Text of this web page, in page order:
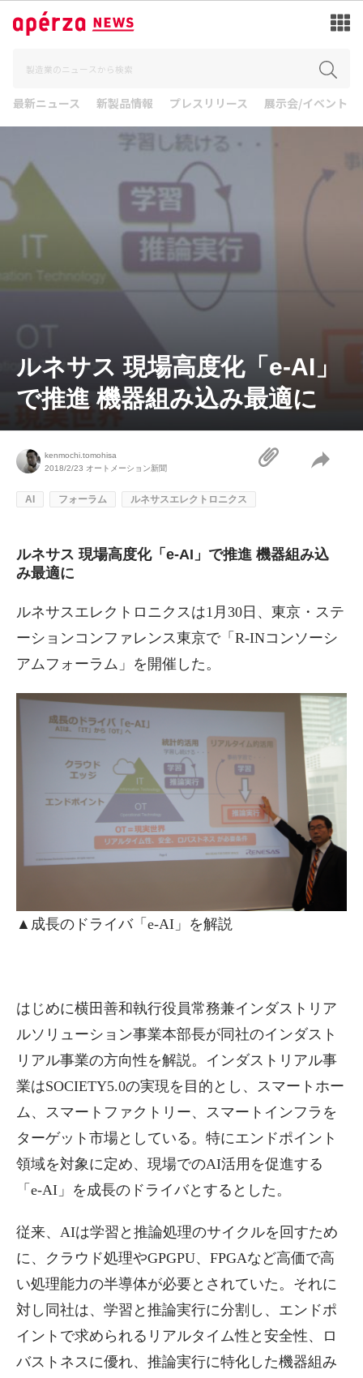
最新ニュース 新製品情報 プレスリリース 展示会/イベント
ルネサス 現場高度化「e-AI」
で推進 機器組み込み最適に
kenmochi.tomohisa
2018/2/23 オートメーション新聞
AI フォーラム ルネサスエレクトロニクス
ルネサス 現場高度化「e-AI」で推進 機器組み込
み最適に
ルネサスエレクトロニクスは1月30日、東京・ステ
ーションコンファレンス東京で「R-INコンソーシ
アムフォーラム」を開催した。
▲成長のドライバ「e-AI」を解説
はじめに横田善和執行役員常務兼インダストリア
ルソリューション事業本部長が同社のインダスト
リアル事業の方向性を解説。インダストリアル事
業はSOCIETY5.0の実現を目的とし、スマートホー
ム、スマートファクトリー、スマートインフラを
ターゲット市場としている。特にエンドポイント
領域を対象に定め、現場でのAI活用を促進する
「e-AI」を成長のドライバとするとした。
従来、AIは学習と推論処理のサイクルを回すため
に、クラウド処理やGPGPU、FPGAなど高価で高
い処理能力の半導体が必要とされていた。それに
対し同社は、学習と推論実行に分割し、エンドポ
イントで求められるリアルタイム性と安全性、ロ
バストネスに優れ、推論実行に特化した機器組み